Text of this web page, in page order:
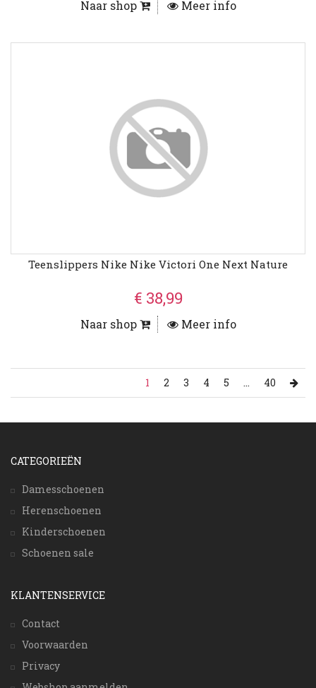
Naar shop Meer info
Teenslippers Nike Nike Victori One Next Nature
€ 38,99
Naar shop Meer info
1 2 3 4 5 ... 40
CATEGORIEËN
Damesschoenen
Herenschoenen
Kinderschoenen
Schoenen sale
KLANTENSERVICE
Contact
Voorwaarden
Privacy